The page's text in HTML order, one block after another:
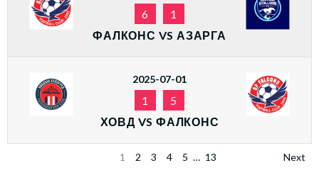
6
1
ФАЛКОНС VS АЗАРГА
2025-07-01
1
5
ХОВД VS ФАЛКОНС
1 2 3 4 5 … 13 Next